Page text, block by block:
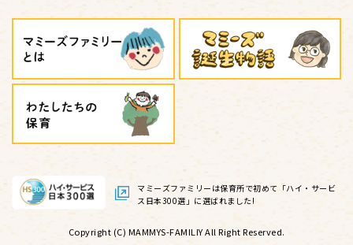
マミーズファミリーは保育所で初めて 「ハイ・サービ
ス日本300選」に選ばれました!
Copyright (C) MAMMYS-FAMILIY All Right Reserved.